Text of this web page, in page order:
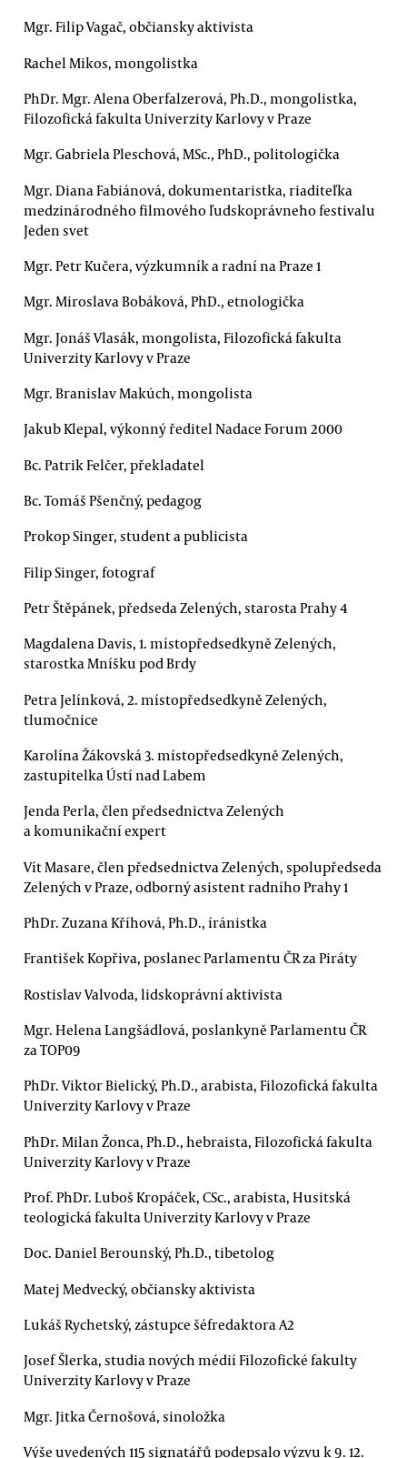
Mgr. Filip Vagač, občiansky aktivista
Rachel Mikos, mongolistka
PhDr. Mgr. Alena Oberfalzerová, Ph.D., mongolistka,
Filozofická fakulta Univerzity Karlovy v Praze
Mgr. Gabriela Pleschová, MSc., PhD., politologička
Mgr. Diana Fabiánová, dokumentaristka, riaditeľka
medzinárodného filmového ľudskoprávneho festivalu
Jeden svet
Mgr. Petr Kučera, výzkumník a radní na Praze 1
Mgr. Miroslava Bobáková, PhD., etnologička
Mgr. Jonáš Vlasák, mongolista, Filozofická fakulta
Univerzity Karlovy v Praze
Mgr. Branislav Makúch, mongolista
Jakub Klepal, výkonný ředitel Nadace Forum 2000
Bc. Patrik Felčer, překladatel
Bc. Tomáš Pšenčný, pedagog
Prokop Singer, student a publicista
Filip Singer, fotograf
Petr Štěpánek, předseda Zelených, starosta Prahy 4
Magdalena Davis, 1. místopředsedkyně Zelených,
starostka Mníšku pod Brdy
Petra Jelínková, 2. místopředsedkyně Zelených,
tlumočnice
Karolína Žákovská 3. místopředsedkyně Zelených,
zastupitelka Ústí nad Labem
Jenda Perla, člen předsednictva Zelených
a komunikační expert
Vít Masare, člen předsednictva Zelených, spolupředseda
Zelených v Praze, odborný asistent radního Prahy 1
PhDr. Zuzana Kříhová, Ph.D., íránistka
František Kopřiva, poslanec Parlamentu ČR za Piráty
Rostislav Valvoda, lidskoprávní aktivista
Mgr. Helena Langšádlová, poslankyně Parlamentu ČR
za TOP09
PhDr. Viktor Bielický, Ph.D., arabista, Filozofická fakulta
Univerzity Karlovy v Praze
PhDr. Milan Žonca, Ph.D., hebraista, Filozofická fakulta
Univerzity Karlovy v Praze
Prof. PhDr. Luboš Kropáček, CSc., arabista, Husitská
teologická fakulta Univerzity Karlovy v Praze
Doc. Daniel Berounský, Ph.D., tibetolog
Matej Medvecký, občiansky aktivista
Lukáš Rychetský, zástupce šéfredaktora A2
Josef Šlerka, studia nových médií Filozofické fakulty
Univerzity Karlovy v Praze
Mgr. Jitka Černošová, sinoložka
Výše uvedených 115 signatářů podepsalo výzvu k 9. 12.